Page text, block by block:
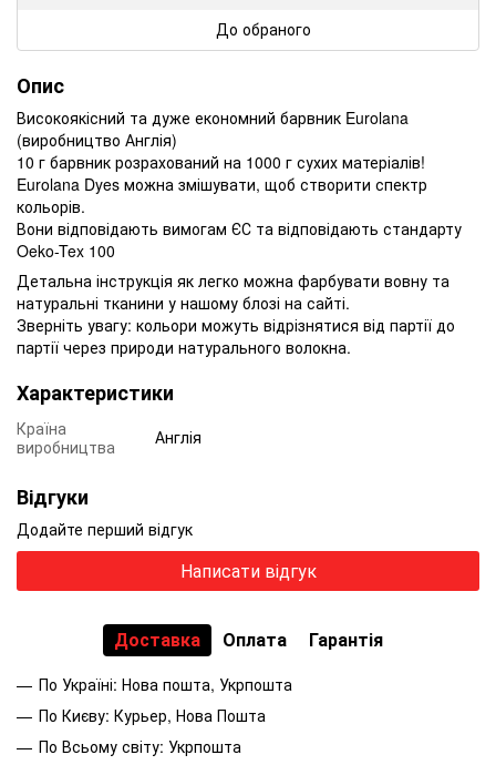
До обраного
Опис
Високоякісний та дуже економний барвник Eurolana
(виробництво Англія)
10 г барвник розрахований на 1000 г сухих матеріалів!
Eurolana Dyes можна змішувати, щоб створити спектр
кольорів.
Вони відповідають вимогам ЄС та відповідають стандарту
Oeko-Tex 100
Детальна інструкція як легко можна фарбувати вовну та
натуральні тканини у нашому блозі на сайті.
Зверніть увагу: кольори можуть відрізнятися від партії до
партії через природи натурального волокна.
Характеристики
Країна
виробництва
Англія
Відгуки
Додайте перший відгук
Написати відгук
Доставка Оплата Гарантія
По Україні: Нова пошта, Укрпошта
По Києву: Курьер, Нова Пошта
По Всьому світу: Укрпошта